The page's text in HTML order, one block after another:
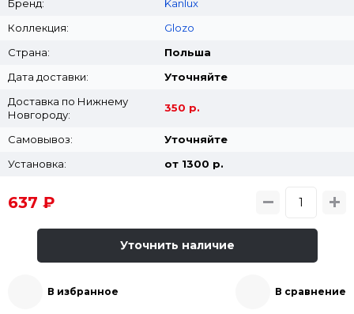
Бренд:
Kanlux
Коллекция:
Glozo
Страна:
Польша
Дата доставки:
Уточняйте
Доставка по Нижнему
Новгороду:
350 р.
Самовывоз:
Уточняйте
Установка:
от 1300 p.
637 ₽
Уточнить наличие
В избранное В сравнение